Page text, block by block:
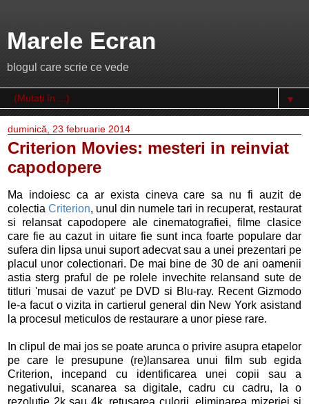
Marele Ecran
blogul care scrie ce vede
▼
duminică, 23 februarie 2014
Criterion Movies: mesteri in reinviat
capodopere
Ma indoiesc ca ar exista cineva care sa nu fi auzit de
colectia Criterion, unul din numele tari in recuperat, restaurat
si relansat capodopere ale cinematografiei, filme clasice
care fie au cazut in uitare fie sunt inca foarte populare dar
sufera din lipsa unui suport adecvat sau a unei prezentari pe
placul unor colectionari. De mai bine de 30 de ani oamenii
astia sterg praful de pe rolele invechite relansand sute de
titluri 'musai de vazut' pe DVD si Blu-ray. Recent Gizmodo
le-a facut o vizita in cartierul general din New York asistand
la procesul meticulos de restaurare a unor piese rare.
In clipul de mai jos se poate arunca o privire asupra etapelor
pe care le presupune (re)lansarea unui film sub egida
Criterion, incepand cu identificarea unei copii sau a
negativului, scanarea sa digitale, cadru cu cadru, la o
rezolutie 2k sau 4k, retusarea culorii, eliminarea mizeriei si